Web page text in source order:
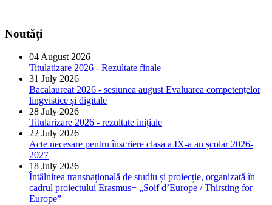
Noutăți
04 August 2026
Titulatizare 2026 - Rezultate finale
31 July 2026
Bacalaureat 2026 - sesiunea august Evaluarea competențelor
lingvistice și digitale
28 July 2026
Titularizare 2026 - rezultate inițiale
22 July 2026
Acte necesare pentru înscriere clasa a IX-a an școlar 2026-
2027
18 July 2026
Întâlnirea transnațională de studiu și proiecție, organizată în
cadrul proiectului Erasmus+ „Soif d’Europe / Thirsting for
Europe”